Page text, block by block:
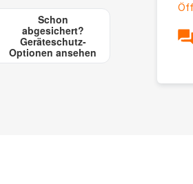
Schon
abgesichert?
Geräteschutz-
Optionen ansehen